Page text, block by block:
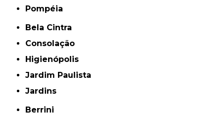
Pompéia
Bela Cintra
Consolação
Higienópolis
Jardim Paulista
Jardins
Berrini